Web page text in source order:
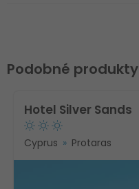
Podobné produkty
Hotel Silver Sands
Cyprus Protaras